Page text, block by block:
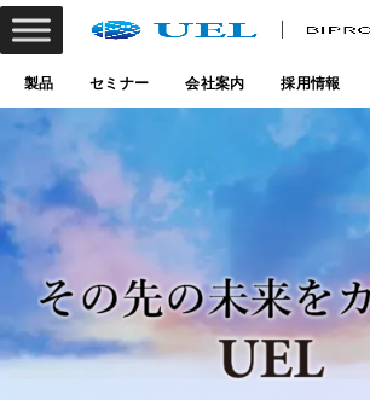
製品 セミナー 会社案内 採用情報